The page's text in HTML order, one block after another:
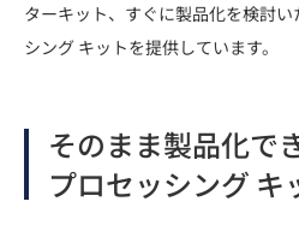
ターキット、すぐに製品化を検討
シング キットを提供しています。
そのまま製品化で
プロセッシング キ